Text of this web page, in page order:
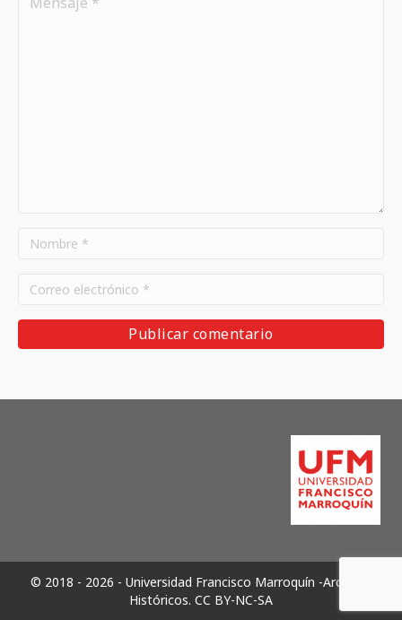
© 2018 - 2026 - Universidad Francisco Marroquín -Archivos
Históricos. CC BY-NC-SA